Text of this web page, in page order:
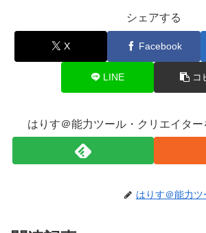
シェアする
X Facebook
LINE コ
はりす＠能力ツール・クリエイタ
はりす＠能力